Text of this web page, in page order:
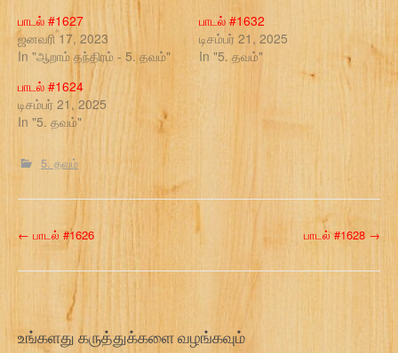
பாடல் #1627
ஜனவரி 17, 2023
In "ஆறாம் தந்திரம் - 5. தவம்"
பாடல் #1632
டிசம்பர் 21, 2025
In "5. தவம்"
பாடல் #1624
டிசம்பர் 21, 2025
In "5. தவம்"
5. தவம்
P
o
t
← பாடல் #1626 பாடல் #1628 →
உங்களது கருத்துக்களை வழங்கவும்